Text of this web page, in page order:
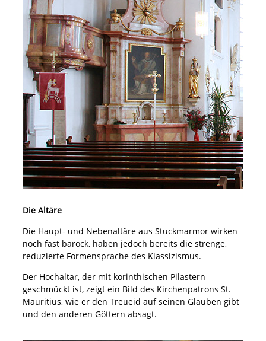
Die Altäre
Die Haupt- und Nebenaltäre aus Stuckmarmor wirken
noch fast barock, haben jedoch bereits die strenge,
reduzierte Formensprache des Klassizismus.
Der Hochaltar, der mit korinthischen Pilastern
geschmückt ist, zeigt ein Bild des Kirchenpatrons St.
Mauritius, wie er den Treueid auf seinen Glauben gibt
und den anderen Göttern absagt.